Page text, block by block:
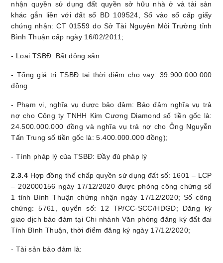
nhận quyền sử dụng đất quyền sở hữu nhà ở và tài sản
khác gắn liền với đất số BD 109524, Số vào sổ cấp giấy
chứng nhận: CT 01559 do Sở Tài Nguyên Môi Trường tỉnh
Bình Thuận cấp ngày 16/02/2011;
- Loại TSBĐ: Bất động sản
- Tổng giá trị TSBĐ tại thời điểm cho vay: 39.900.000.000
đồng
- Phạm vi, nghĩa vụ được bảo đảm: Bảo đảm nghĩa vụ trả
nợ cho Công ty TNHH Kim Cương Diamond số tiền gốc là:
24.500.000.000 đồng và nghĩa vụ trả nợ cho Ông Nguyễn
Tấn Trung số tiền gốc là: 5.400.000.000 đồng);
- Tính pháp lý của TSBĐ: Đầy đủ pháp lý
2.3.4 Hợp đồng thế chấp quyền sử dụng đất số: 1601 – LCP
– 202000156 ngày 17/12/2020 được phòng công chứng số
1 tỉnh Bình Thuận chứng nhận ngày 17/12/2020; Số công
chứng: 5761, quyển số: 12 TP/CC-SCC/HĐGD; Đăng ký
giao dịch bảo đảm tại Chi nhánh Văn phòng đăng ký đất đai
Tỉnh Bình Thuận, thời điểm đăng ký ngày 17/12/2020;
- Tài sản bảo đảm là: